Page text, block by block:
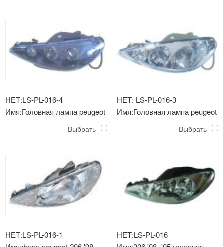
НЕТ:LS-PL-016-4
Имя:Головная лампа peugeot
Выбрать
НЕТ: LS-PL-016-3
Имя:Головная лампа peugeot
206 '98 (кристальная оправа)
Выбрать
НЕТ:LS-PL-016-1
НЕТ:LS-PL-016